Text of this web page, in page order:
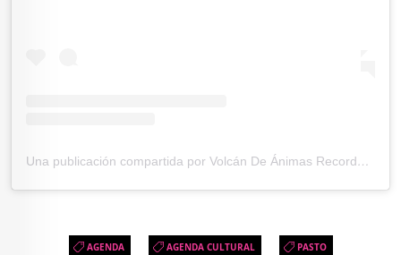
Una publicación compartida por Volcán De Ánimas Records (@volcandeanimasrecords)
AGENDA AGENDA CULTURAL PASTO